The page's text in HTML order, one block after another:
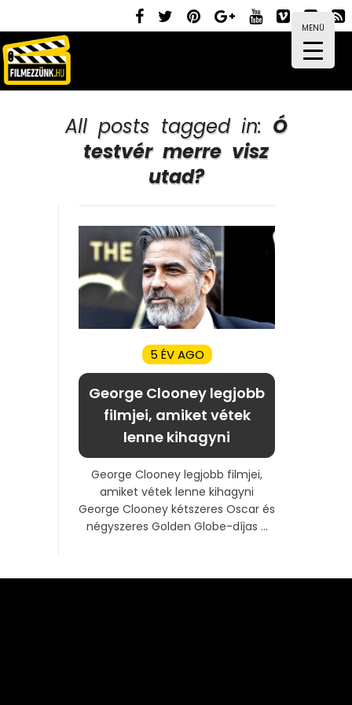
MENÜ
All posts tagged in: Ó
testvér merre visz
utad?
5 ÉV AGO
George Clooney legjobb
filmjei, amiket vétek
lenne kihagyni
George Clooney legjobb filmjei,
amiket vétek lenne kihagyni
George Clooney kétszeres Oscar és
négyszeres Golden Globe-díjas ...